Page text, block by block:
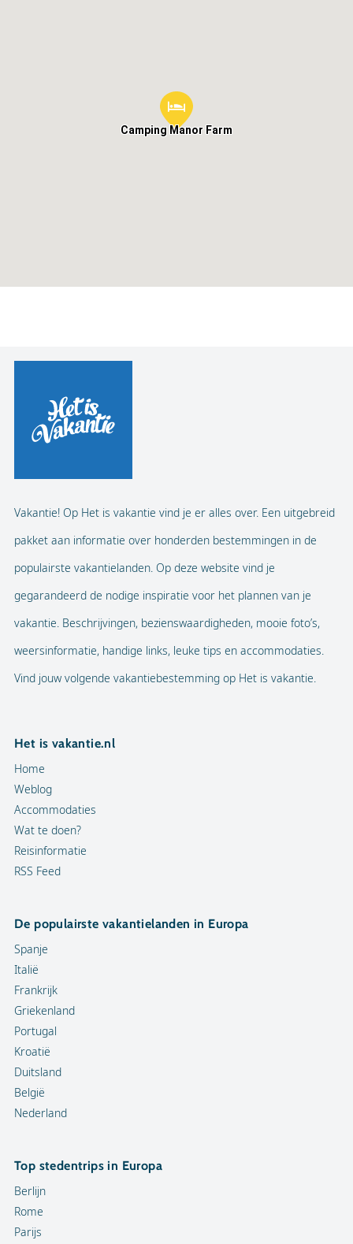
Camping Manor Farm
Vakantie! Op Het is vakantie vind je er alles over. Een uitgebreid
pakket aan informatie over honderden bestemmingen in de
populairste vakantielanden. Op deze website vind je
gegarandeerd de nodige inspiratie voor het plannen van je
vakantie. Beschrijvingen, bezienswaardigheden, mooie foto’s,
weersinformatie, handige links, leuke tips en accommodaties.
Vind jouw volgende vakantiebestemming op Het is vakantie.
Het is vakantie.nl
Home
Weblog
Accommodaties
Wat te doen?
Reisinformatie
RSS Feed
De populairste vakantielanden in Europa
Spanje
Italië
Frankrijk
Griekenland
Portugal
Kroatië
Duitsland
België
Nederland
Top stedentrips in Europa
Berlijn
Rome
Parijs